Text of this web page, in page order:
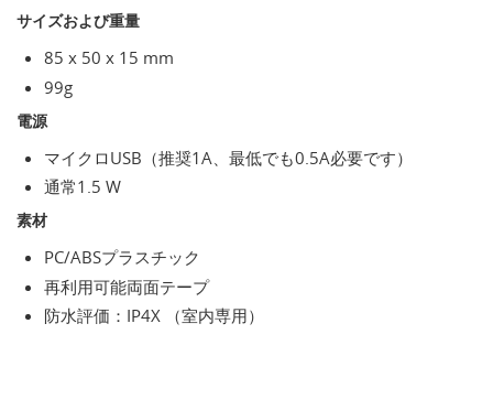
サイズおよび重量
85 x 50 x 15 mm
99g
電源
マイクロUSB（推奨1A、最低でも0.5A必要です）
通常1.5 W
素材
PC/ABSプラスチック
再利用可能両面テープ
防水評価：IP4X （室内専用）